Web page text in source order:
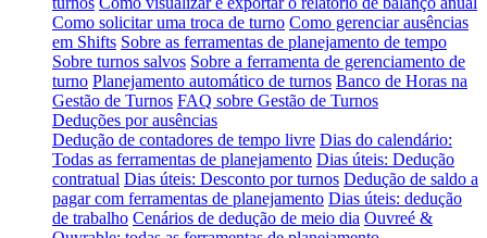
Como solicitar uma troca de turno Como gerenciar ausências
em Shifts Sobre as ferramentas de planejamento de tempo
Sobre turnos salvos Sobre a ferramenta de gerenciamento de
turno Planejamento automático de turnos Banco de Horas na
Gestão de Turnos FAQ sobre Gestão de Turnos
Deduções por ausências
Dedução de contadores de tempo livre Dias do calendário:
Todas as ferramentas de planejamento Dias úteis: Dedução
contratual Dias úteis: Desconto por turnos Dedução de saldo a
pagar com ferramentas de planejamento Dias úteis: dedução
de trabalho Cenários de dedução de meio dia Ouvreé &